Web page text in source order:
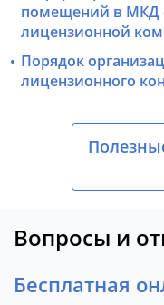
помещений в МКД
лицензионной
Порядок
лицензионного
Вопросы и
Бесплатная